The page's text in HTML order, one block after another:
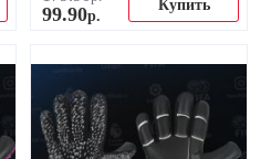
99.90р.
Купить